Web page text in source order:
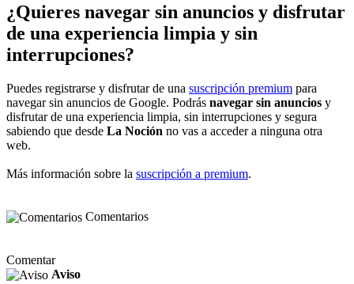
¿Quieres navegar sin anuncios y disfrutar
de una experiencia limpia y sin
interrupciones?
Puedes registrarse y disfrutar de una suscripción premium para
navegar sin anuncios de Google. Podrás navegar sin anuncios y
disfrutar de una experiencia limpia, sin interrupciones y segura
sabiendo que desde La Noción no vas a acceder a ninguna otra
web.
Más información sobre la suscripción a premium.
Comentarios
Comentar
Aviso